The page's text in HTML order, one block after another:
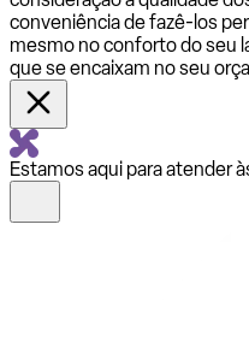
conveniência de fazê-los
mesmo no conforto do seu
que se encaixam no seu
Estamos aqui para atender